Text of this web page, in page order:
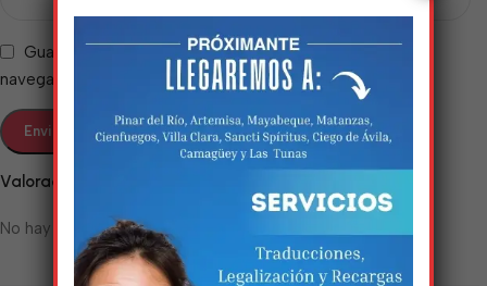
Valoraciones
No hay valoraciones aún.
Guarda mi nombre, correo electrónico y web en este
navegador para la próxima vez que comente.
Estamos trabalhando
nisso!
Em breve, esta página estará
disponível com novidades